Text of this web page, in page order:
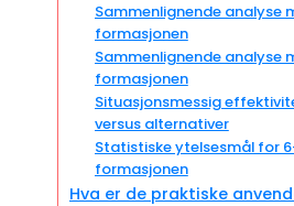
Sammenlignende analyse
formasjonen
Sammenlignende analyse
formasjonen
Situasjonsmessig
versus alternativer
Statistiske ytelsesmål for
formasjonen
Hva er de praktiske